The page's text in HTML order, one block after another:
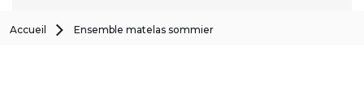
Accueil Ensemble matelas sommier